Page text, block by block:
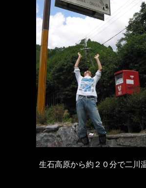
生石高原から約２０分で二川